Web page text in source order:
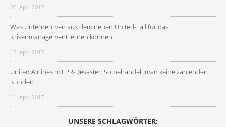
20. April 2017
Was Unternehmen aus dem neuen United-Fall für das
Krisenmanagement lernen können
12. April 2017
United Airlines mit PR-Desaster: So behandelt man keine zahlenden
Kunden
11. April 2017
UNSERE SCHLAGWÖRTER: